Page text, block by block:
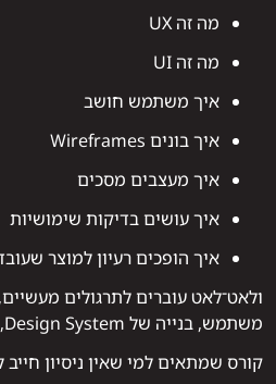
מה זה UX
מה זה UI
איך משתמש חושב
איך בונים Wireframes
איך מעצבים מסכים
איך עושים בדיקות שימושיות
איך הופכים רעיון למוצר
ולאט־לאט עוברים לתרגולים
משתמש, בנייה של Design System, ויצירת פרויקט גמר.
קורס שמתאים למי שאין ניסיון חייב